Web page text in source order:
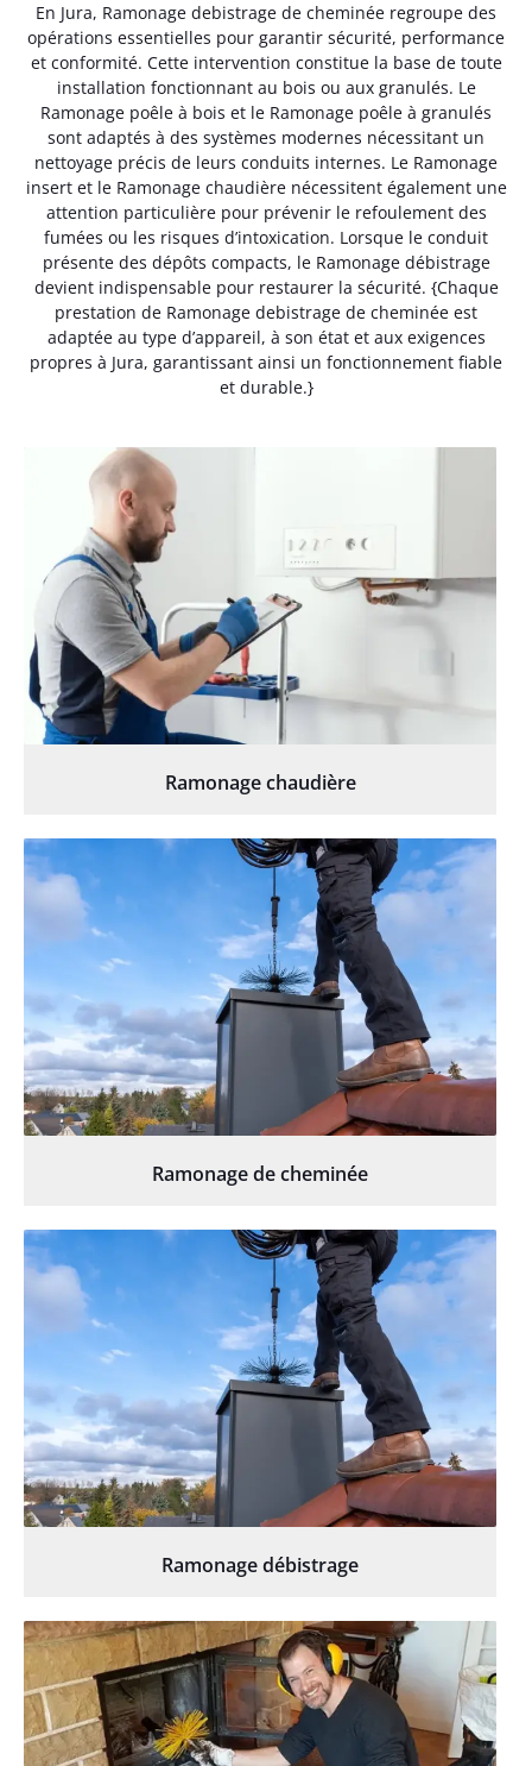
En Jura, Ramonage debistrage de cheminée regroupe des
opérations essentielles pour garantir sécurité, performance
et conformité. Cette intervention constitue la base de toute
installation fonctionnant au bois ou aux granulés. Le
Ramonage poêle à bois et le Ramonage poêle à granulés
sont adaptés à des systèmes modernes nécessitant un
nettoyage précis de leurs conduits internes. Le Ramonage
insert et le Ramonage chaudière nécessitent également une
attention particulière pour prévenir le refoulement des
fumées ou les risques d’intoxication. Lorsque le conduit
présente des dépôts compacts, le Ramonage débistrage
devient indispensable pour restaurer la sécurité. {Chaque
prestation de Ramonage debistrage de cheminée est
adaptée au type d’appareil, à son état et aux exigences
propres à Jura, garantissant ainsi un fonctionnement fiable
et durable.}
Ramonage chaudière
Ramonage de cheminée
Ramonage débistrage